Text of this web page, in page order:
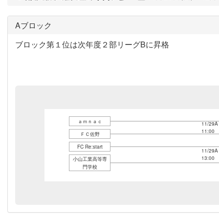
Aブロック
ブロック第１位は次年度２部リーグBに昇格
ａｍｎａｃ
11/29A
11:00
ＦＣ佐野
FC Re:start
11/29A
13:00
小山工業高等専
門学校